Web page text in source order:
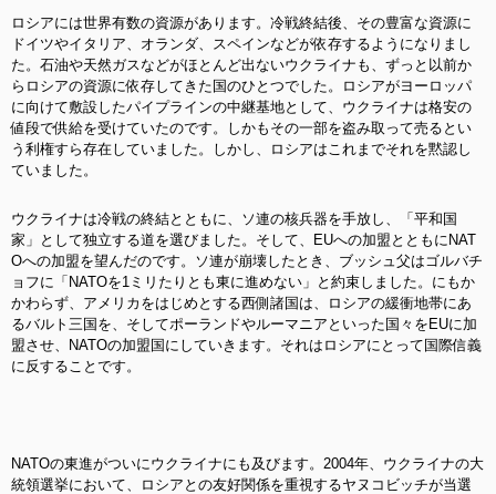
ロシアには世界有数の資源があります。冷戦終結後、その豊富な資源に
ドイツやイタリア、オランダ、スペインなどが依存するようになりまし
た。石油や天然ガスなどがほとんど出ないウクライナも、ずっと以前か
らロシアの資源に依存してきた国のひとつでした。ロシアがヨーロッパ
に向けて敷設したパイプラインの中継基地として、ウクライナは格安の
値段で供給を受けていたのです。しかもその一部を盗み取って売るとい
う利権すら存在していました。しかし、ロシアはこれまでそれを黙認し
ていました。
ウクライナは冷戦の終結とともに、ソ連の核兵器を手放し、「平和国
家」として独立する道を選びました。そして、EUへの加盟とともにNAT
Oへの加盟を望んだのです。ソ連が崩壊したとき、ブッシュ父はゴルバチ
ョフに「NATOを1ミリたりとも東に進めない」と約束しました。にもか
かわらず、アメリカをはじめとする西側諸国は、ロシアの緩衝地帯にあ
るバルト三国を、そしてポーランドやルーマニアといった国々をEUに加
盟させ、NATOの加盟国にしていきます。それはロシアにとって国際信義
に反することです。
NATOの東進がついにウクライナにも及びます。2004年、ウクライナの大
統領選挙において、ロシアとの友好関係を重視するヤヌコビッチが当選